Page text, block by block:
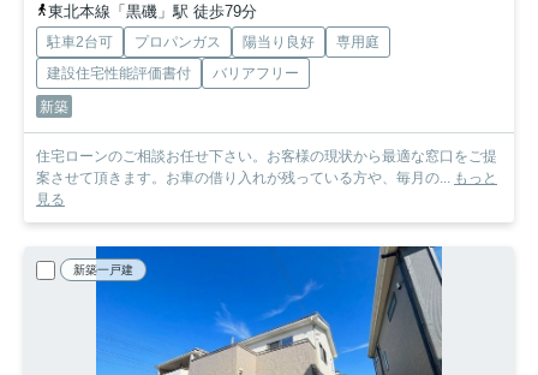
東北本線「黒磯」駅 徒歩79分
駐車2台可 プロパンガス 陽当り良好
専用庭
建設住宅性能評価書付
バリアフリー
新築
住宅ローンのご相談お任せ下さい。お客様の現状から最適な窓口をご提
案させて頂きます。お車の借り入れが残っている方や、毎月の... もっと
見る
新築一戸建